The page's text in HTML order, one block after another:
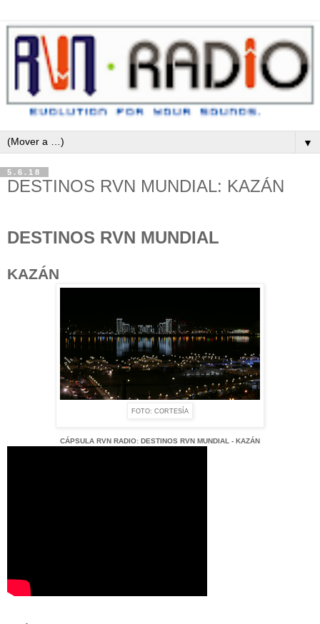
▼
5.6.18
DESTINOS RVN MUNDIAL: KAZÁN
DESTINOS RVN MUNDIAL
KAZÁN
FOTO: CORTESÍA
CÁPSULA RVN RADIO: DESTINOS RVN MUNDIAL - KAZÁN